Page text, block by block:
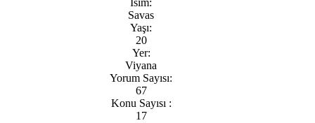
İsim:
Savas
Yaşı:
20
Yer:
Viyana
Yorum Sayısı:
67
Konu Sayısı :
17